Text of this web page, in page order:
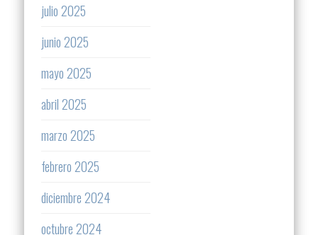
julio 2025
junio 2025
mayo 2025
abril 2025
marzo 2025
febrero 2025
diciembre 2024
octubre 2024